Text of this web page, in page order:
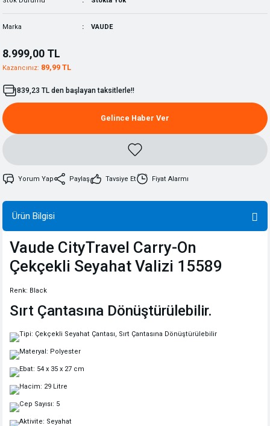
Marka VAUDE
8.999,00 TL
Kazancınız: 89,99 TL
839,23 TL den başlayan taksitlerle!!
Gelince Haber Ver
Yorum Yap Paylaş Tavsiye Et Fiyat Alarmı
Ürün Bilgisi
Vaude CityTravel Carry-On
Çekçekli Seyahat Valizi 15589
Renk: Black
Sırt Çantasına Dönüştürülebilir.
Tipi: Çekçekli Seyahat Çantası, Sırt Çantasına Dönüştürülebilir
Materyal: Polyester
Ebat: 54 x 35 x 27 cm
Hacim: 29 Litre
Cep Sayısı: 5
Aktivite: Seyahat